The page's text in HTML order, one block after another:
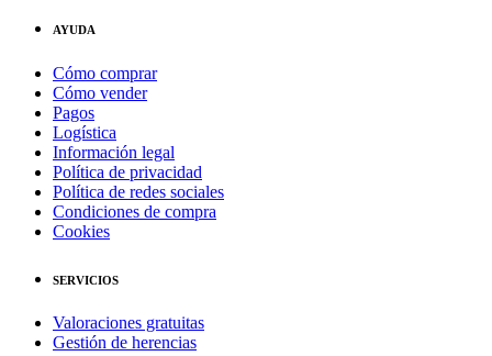
AYUDA
Cómo comprar
Cómo vender
Pagos
Logística
Información legal
Política de privacidad
Política de redes sociales
Condiciones de compra
Cookies
SERVICIOS
Valoraciones gratuitas
Gestión de herencias